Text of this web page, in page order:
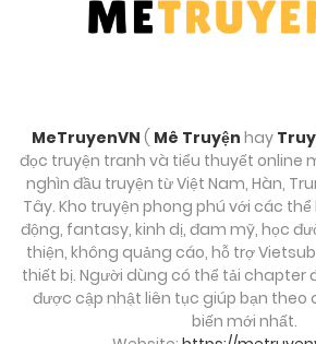
MeTruyenVN ( Mê Truyện hay
đọc truyện tranh và tiểu thuyết online
nghìn đầu truyện từ Việt Nam, Hàn,
Tây. Kho truyện phong phú với các
động, fantasy, kinh dị, đam mỹ, học
thiện, không quảng cáo, hỗ trợ
thiết bị. Người dùng có thể tải chapter
được cập nhật liên tục giúp bạn theo
biến mới nhất.